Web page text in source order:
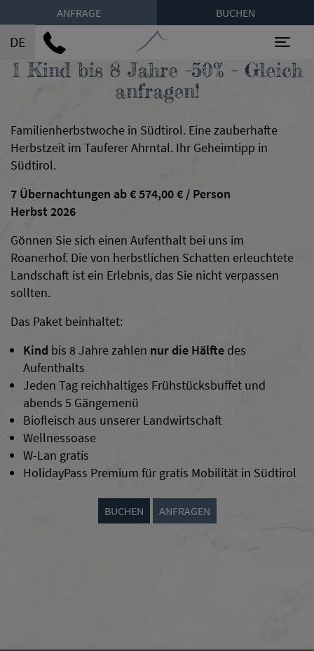
ANFRAGE BUCHEN
DE
1 Kind bis 8 Jahre -50% - Gleich
anfragen!
Familienherbstwoche in Südtirol. Eine zauberhafte
Herbstzeit im Tauferer Ahrntal. Ihr Geheimtipp in
Südtirol.
7 Übernachtungen ab € 574,00 € / Person
Herbst 2026
Gönnen Sie sich einen Aufenthalt bei uns im
Roanerhof. Die von herbstlichen Schatten erleuchtete
Landschaft ist ein Erlebnis, das Sie nicht verpassen
sollten.
Das Paket beinhaltet:
Kind bis 8 Jahre zahlen nur die Hälfte des
Aufenthalts
Jeden Tag reichhaltiges Frühstücksbuffet und
abends 5 Gängemenü
Biofleisch aus unserer Landwirtschaft
Wellnessoase
W-Lan gratis
HolidayPass Premium für gratis Mobilität in Südtirol
BUCHEN ANFRAGEN